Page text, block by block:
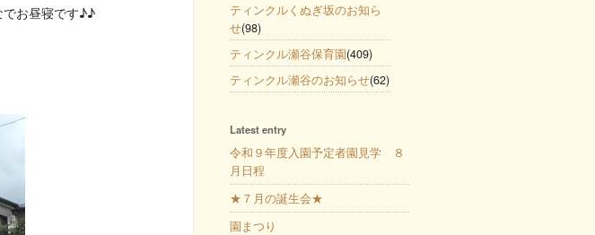
でお昼寝です♪♪
ティンクルくぬぎ坂のお知ら
せ(98)
ティンクル瀬谷保育園(409)
ティンクル瀬谷のお知らせ(62)
Latest entry
令和９年度入園予定者園見学 ８
月日程
★７月の誕生会★
園まつり